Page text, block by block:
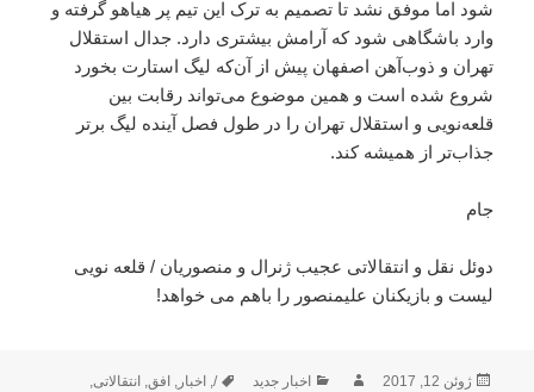
شود اما موفق نشد تا تصمیم به ترک این تیم پر هیاهو گرفته و
وارد باشگاهی شود که آرامش بیشتری دارد. جدال استقلال
تهران و ذوب‌آهن اصفهان پیش از آن‌که لیگ استارت بخورد
شروع شده است و همین موضوع می‌تواند رقابت بین
قلعه‌نویی و استقلال تهران را در طول فصل آینده لیگ برتر
جذاب‌تر از همیشه کند.
جام
دوئل نقل و انتقالاتی عجیب ژنرال و منصوریان / قلعه نویی
لیست و بازیکنان علیمنصور را باهم می خواهد!
ارسال
ژوئن 12, 2017 نویسندهدسته‌ها
اخبار جدید برچسب‌ها
/
, اخبار, افق, انتقالاتی,